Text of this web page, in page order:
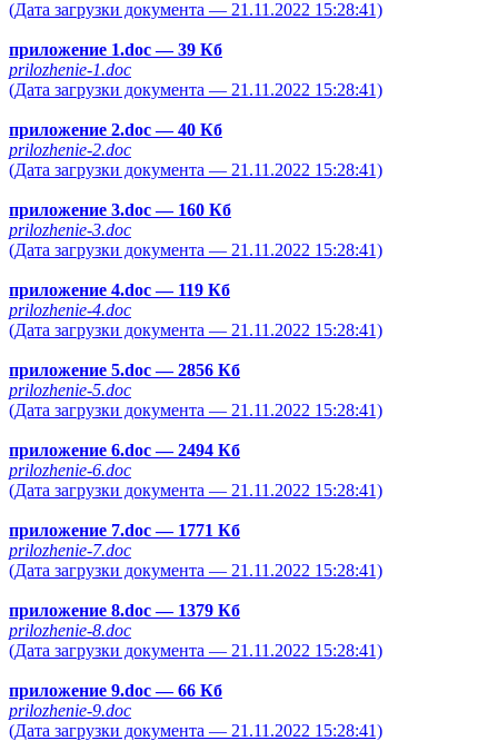
(Дата загрузки документа — 21.11.2022 15:28:41)
приложение 1.doc— 39 Кб
prilozhenie-1.doc
(Дата загрузки документа — 21.11.2022 15:28:41)
приложение 2.doc— 40 Кб
prilozhenie-2.doc
(Дата загрузки документа — 21.11.2022 15:28:41)
приложение 3.doc— 160 Кб
prilozhenie-3.doc
(Дата загрузки документа — 21.11.2022 15:28:41)
приложение 4.doc— 119 Кб
prilozhenie-4.doc
(Дата загрузки документа — 21.11.2022 15:28:41)
приложение 5.doc— 2856 Кб
prilozhenie-5.doc
(Дата загрузки документа — 21.11.2022 15:28:41)
приложение 6.doc— 2494 Кб
prilozhenie-6.doc
(Дата загрузки документа — 21.11.2022 15:28:41)
приложение 7.doc— 1771 Кб
prilozhenie-7.doc
(Дата загрузки документа — 21.11.2022 15:28:41)
приложение 8.doc— 1379 Кб
prilozhenie-8.doc
(Дата загрузки документа — 21.11.2022 15:28:41)
приложение 9.doc— 66 Кб
prilozhenie-9.doc
(Дата загрузки документа — 21.11.2022 15:28:41)